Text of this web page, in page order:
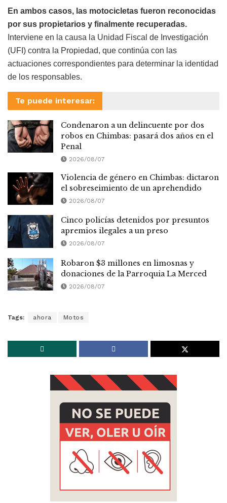
En ambos casos, las motocicletas fueron reconocidas
por sus propietarios y finalmente recuperadas.
Interviene en la causa la Unidad Fiscal de Investigación
(UFI) contra la Propiedad, que continúa con las
actuaciones correspondientes para determinar la identidad
de los responsables.
Te puede interesar:
Condenaron a un delincuente por dos
robos en Chimbas: pasará dos años en el
Penal
2026/08/07
Violencia de género en Chimbas: dictaron
el sobreseimiento de un aprehendido
2026/08/07
Cinco policías detenidos por presuntos
apremios ilegales a un preso
2026/08/07
Robaron $3 millones en limosnas y
donaciones de la Parroquia La Merced
2026/08/07
Tags: ahora Motos